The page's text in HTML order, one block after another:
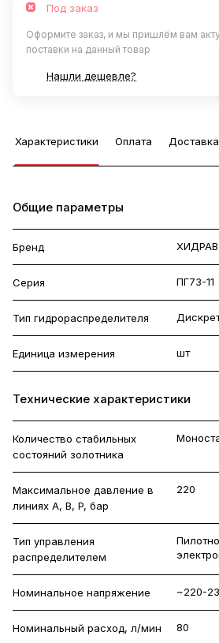
Под заказ
Оформите заказ, и мы пришлём вам
поставки на данный товар
Нашли дешевле?
Характеристики Оплата Доставка
Общие параметры
Бренд
Серия ПГ73-
Тип гидрораспределителя
Единица измерения шт
Технические характеристики
Количество стабильных
состояний золотника
Максимальное давление в
линиях A, B, P, бар
220
Тип управления
распределителем
Номинальное напряжение ~220-
Номинальный расход, л/мин 80